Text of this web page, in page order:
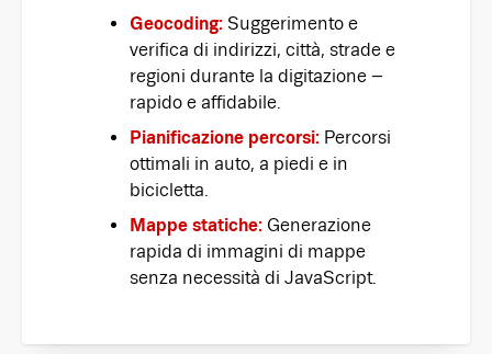
Geocoding: Suggerimento e
verifica di indirizzi, città, strade e
regioni durante la digitazione –
rapido e affidabile.
Pianificazione percorsi: Percorsi
ottimali in auto, a piedi e in
bicicletta.
Mappe statiche: Generazione
rapida di immagini di mappe
senza necessità di JavaScript.